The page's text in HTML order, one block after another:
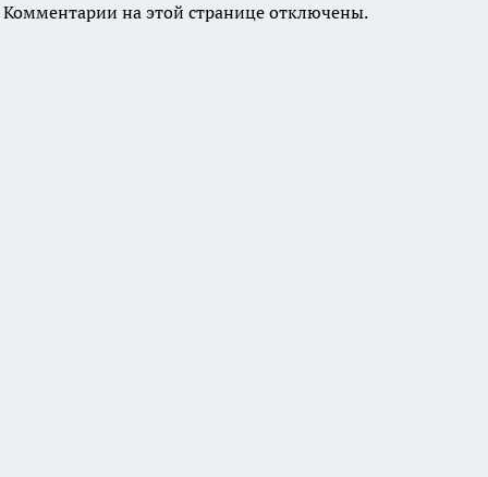
Комментарии на этой странице отключены.